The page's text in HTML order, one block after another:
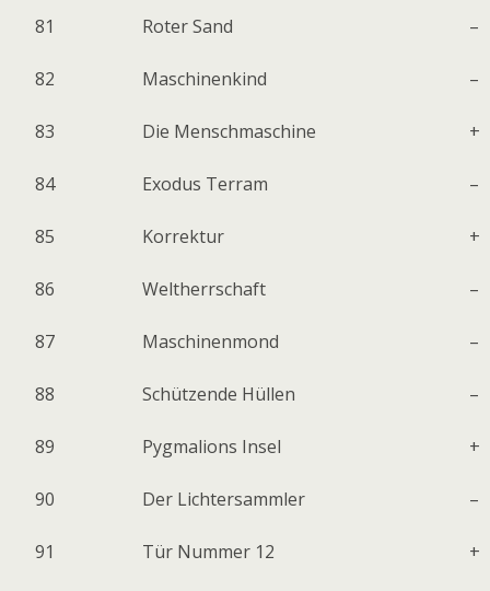
81 Roter Sand –
82 Maschinenkind –
83 Die Menschmaschine +
84 Exodus Terram –
85 Korrektur +
86 Weltherrschaft –
87 Maschinenmond –
88 Schützende Hüllen –
89 Pygmalions Insel +
90 Der Lichtersammler –
91 Tür Nummer 12 +